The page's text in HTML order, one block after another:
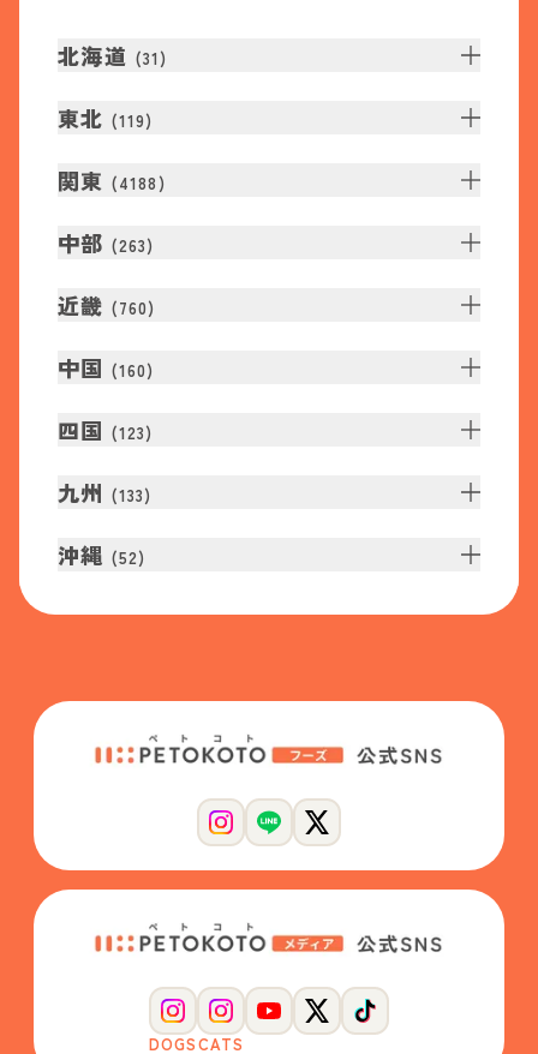
北海道 (31 )
東北 (119)
関東 (4188 )
中部 (263)
近畿 (760)
中国 (160)
四国 (123)
九州 (133)
沖縄 (52)
DOGSCATS